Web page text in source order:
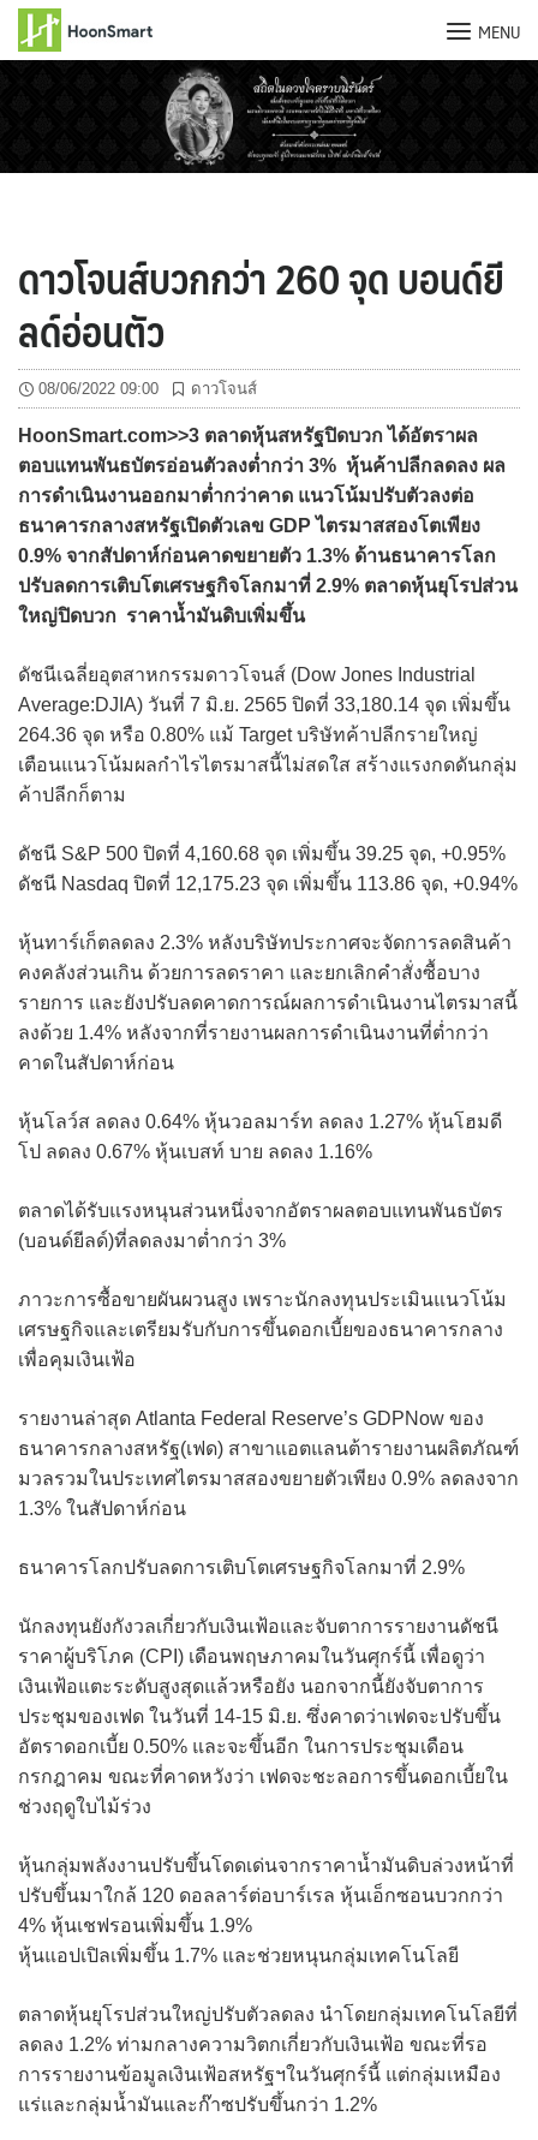
MENU
ดาวโจนส์บวกกว่า 260 จุด บอนด์ยี
ลด์อ่อนตัว
08/06/2022 09:00 ดาวโจนส์
HoonSmart.com>>3 ตลาดหุ้นสหรัฐปิดบวก ได้อัตราผล
ตอบแทนพันธบัตรอ่อนตัวลงต่ำกว่า 3% หุ้นค้าปลีกลดลง ผล
การดำเนินงานออกมาต่ำกว่าคาด แนวโน้มปรับตัวลงต่อ
ธนาคารกลางสหรัฐเปิดตัวเลข GDP ไตรมาสสองโตเพียง
0.9% จากสัปดาห์ก่อนคาดขยายตัว 1.3% ด้านธนาคารโลก
ปรับลดการเติบโตเศรษฐกิจโลกมาที่ 2.9% ตลาดหุ้นยุโรปส่วน
ใหญ่ปิดบวก ราคาน้ำมันดิบเพิ่มขึ้น
ดัชนีเฉลี่ยอุตสาหกรรมดาวโจนส์ (Dow Jones Industrial
Average:DJIA) วันที่ 7 มิ.ย. 2565 ปิดที่ 33,180.14 จุด เพิ่มขึ้น
264.36 จุด หรือ 0.80% แม้ Target บริษัทค้าปลีกรายใหญ่
เตือนแนวโน้มผลกำไรไตรมาสนี้ไม่สดใส สร้างแรงกดดันกลุ่ม
ค้าปลีกก็ตาม
ดัชนี S&P 500 ปิดที่ 4,160.68 จุด เพิ่มขึ้น 39.25 จุด, +0.95%
ดัชนี Nasdaq ปิดที่ 12,175.23 จุด เพิ่มขึ้น 113.86 จุด, +0.94%
หุ้นทาร์เก็ตลดลง 2.3% หลังบริษัทประกาศจะจัดการลดสินค้า
คงคลังส่วนเกิน ด้วยการลดราคา และยกเลิกคำสั่งซื้อบาง
รายการ และยังปรับลดคาดการณ์ผลการดำเนินงานไตรมาสนี้
ลงด้วย 1.4% หลังจากที่รายงานผลการดำเนินงานที่ต่ำกว่า
คาดในสัปดาห์ก่อน
หุ้นโลว์ส ลดลง 0.64% หุ้นวอลมาร์ท ลดลง 1.27% หุ้นโฮมดี
โป ลดลง 0.67% หุ้นเบสท์ บาย ลดลง 1.16%
ตลาดได้รับแรงหนุนส่วนหนึ่งจากอัตราผลตอบแทนพันธบัตร
(บอนด์ยีลด์)ที่ลดลงมาต่ำกว่า 3%
ภาวะการซื้อขายผันผวนสูง เพราะนักลงทุนประเมินแนวโน้ม
เศรษฐกิจและเตรียมรับกับการขึ้นดอกเบี้ยของธนาคารกลาง
เพื่อคุมเงินเฟ้อ
รายงานล่าสุด Atlanta Federal Reserve’s GDPNow ของ
ธนาคารกลางสหรัฐ(เฟด) สาขาแอตแลนต้ารายงานผลิตภัณฑ์
มวลรวมในประเทศไตรมาสสองขยายตัวเพียง 0.9% ลดลงจาก
1.3% ในสัปดาห์ก่อน
ธนาคารโลกปรับลดการเติบโตเศรษฐกิจโลกมาที่ 2.9%
นักลงทุนยังกังวลเกี่ยวกับเงินเฟ้อและจับตาการรายงานดัชนี
ราคาผู้บริโภค (CPI) เดือนพฤษภาคมในวันศุกร์นี้ เพื่อดูว่า
เงินเฟ้อแตะระดับสูงสุดแล้วหรือยัง นอกจากนี้ยังจับตาการ
ประชุมของเฟด ในวันที่ 14-15 มิ.ย. ซึ่งคาดว่าเฟดจะปรับขึ้น
อัตราดอกเบี้ย 0.50% และจะขึ้นอีก ในการประชุมเดือน
กรกฎาคม ขณะที่คาดหวังว่า เฟดจะชะลอการขึ้นดอกเบี้ยใน
ช่วงฤดูใบไม้ร่วง
หุ้นกลุ่มพลังงานปรับขึ้นโดดเด่นจากราคาน้ำมันดิบล่วงหน้าที่
ปรับขึ้นมาใกล้ 120 ดอลลาร์ต่อบาร์เรล หุ้นเอ็กซอนบวกกว่า
4% หุ้นเชฟรอนเพิ่มขึ้น 1.9%
หุ้นแอปเปิลเพิ่มขึ้น 1.7% และช่วยหนุนกลุ่มเทคโนโลยี
ตลาดหุ้นยุโรปส่วนใหญ่ปรับตัวลดลง นำโดยกลุ่มเทคโนโลยีที่
ลดลง 1.2% ท่ามกลางความวิตกเกี่ยวกับเงินเฟ้อ ขณะที่รอ
การรายงานข้อมูลเงินเฟ้อสหรัฐฯในวันศุกร์นี้ แต่กลุ่มเหมือง
แร่และกลุ่มน้ำมันและก๊าซปรับขึ้นกว่า 1.2%